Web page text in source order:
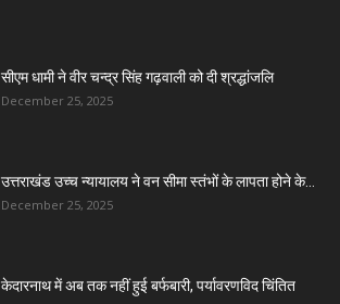
सीएम धामी ने वीर चन्द्र सिंह गढ़वाली को दी श्रद्धांजलि
December 25, 2025
उत्तराखंड उच्च न्यायालय ने वन सीमा स्तंभों के लापता होने के...
December 25, 2025
केदारनाथ में अब तक नहीं हुई बर्फबारी, पर्यावरणविद चिंतित